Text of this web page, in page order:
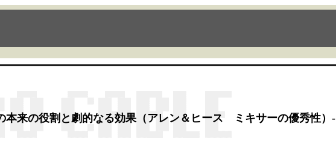
本来の役割と劇的なる効果（アレン＆ヒース ミキサーの優秀性）-